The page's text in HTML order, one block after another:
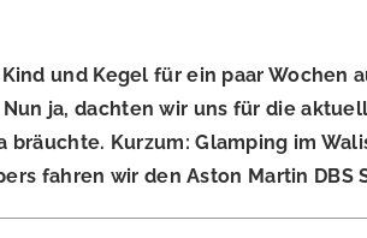
und Kegel für ein paar Wochen
Nun ja, dachten wir uns für die
Kurzum: Glamping im
fahren wir den Aston Martin DBS